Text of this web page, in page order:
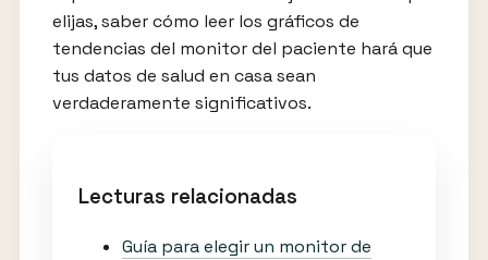
elijas, saber cómo leer los gráficos de
tendencias del monitor del paciente hará que
tus datos de salud en casa sean
verdaderamente significativos.
Lecturas relacionadas
Guía para elegir un monitor de